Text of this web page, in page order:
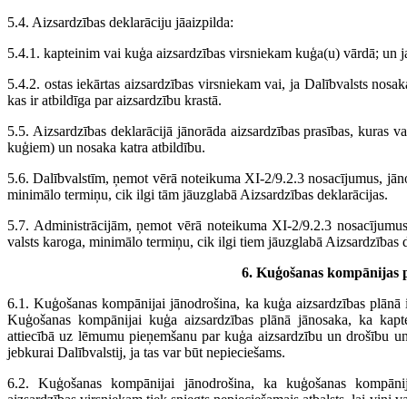
5.4. Aizsardzības deklarāciju jāaizpilda:
5.4.1. kapteinim vai kuģa aizsardzības virsniekam kuģa(u) vārdā; un
5.4.2. ostas iekārtas aizsardzības virsniekam vai, ja Dalībvalsts
kas ir atbildīga par aizsardzību krastā.
5.5. Aizsardzības deklarācijā jānorāda aizsardzības prasības, kuras
kuģiem) un nosaka katra atbildību.
5.6. Dalībvalstīm, ņemot vērā noteikuma XI-2/9.2.3 nosacījumus,
minimālo termiņu, cik ilgi tām jāuzglabā Aizsardzības deklarācijas.
5.7. Administrācijām, ņemot vērā noteikuma XI-2/9.2.3
valsts karoga, minimālo termiņu, cik ilgi tiem jāuzglabā Aizsardzības
6. Kuģošanas kompānijas
6.1. Kuģošanas kompānijai jānodrošina, ka kuģa aizsardzības
Kuģošanas kompānijai kuģa aizsardzības plānā jānosaka, ka
attiecībā uz lēmumu pieņemšanu par kuģa aizsardzību un drošību
jebkurai Dalībvalstij, ja tas var būt nepieciešams.
6.2. Kuģošanas kompānijai jānodrošina, ka kuģošanas